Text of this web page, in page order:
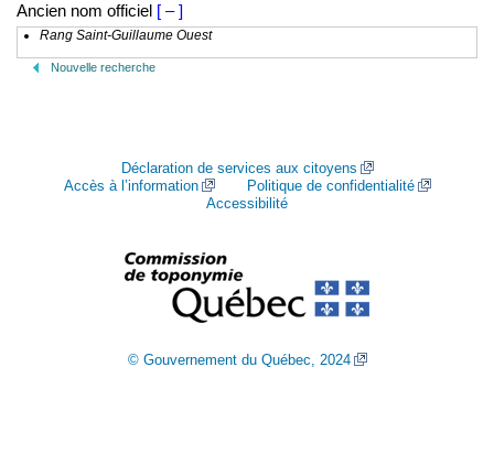
Ancien nom officiel [ – ]
Rang Saint-Guillaume Ouest
Nouvelle recherche
Déclaration de services aux citoyens
Accès à l’information
Politique de confidentialité
Accessibilité
© Gouvernement du Québec, 2024